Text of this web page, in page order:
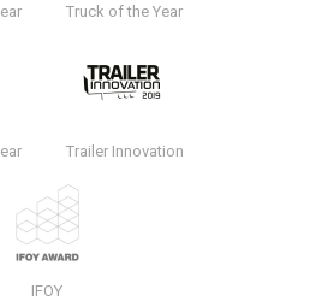
Truck of the Year
Trailer Innovation
IFOY